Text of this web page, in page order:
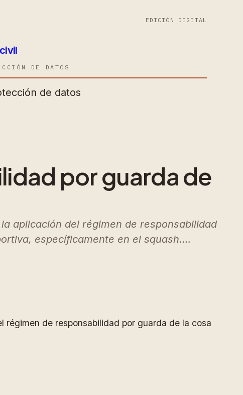
EDICIÓN DIGITAL
DE DATOS
de datos
por guarda de
aplicación del régimen de responsabilidad
específicamente en el squash.…
de responsabilidad por guarda de la cosa